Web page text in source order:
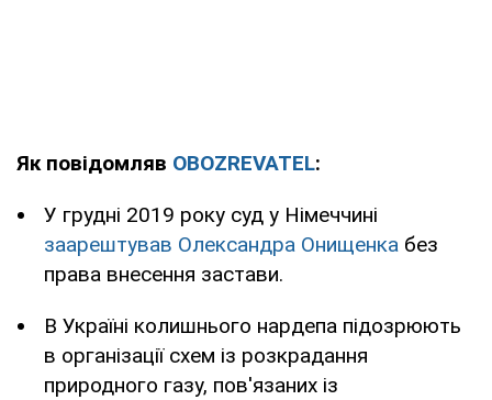
Як повідомляв OBOZREVATEL:
У грудні 2019 року суд у Німеччині
заарештував Олександра Онищенка без
права внесення застави.
В Україні колишнього нардепа підозрюють
в організації схем із розкрадання
природного газу, пов'язаних із